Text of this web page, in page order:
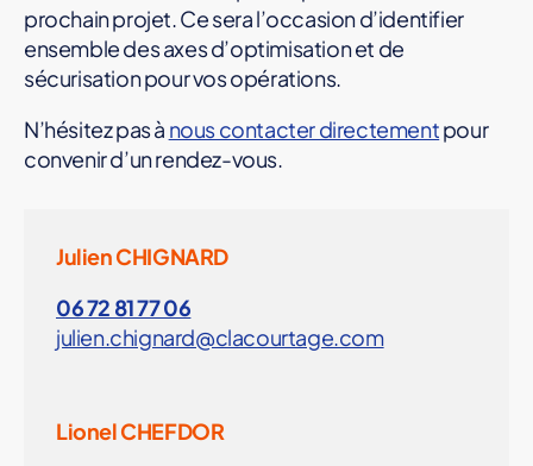
prochain projet. Ce sera l’occasion d’identifier
ensemble des axes d’optimisation et de
sécurisation pour vos opérations.
N’hésitez pas à nous contacter directementpour
convenir d’un rendez-vous.
Julien CHIGNARD
06 72 81 77 06
julien.chignard@clacourtage.com
Lionel CHEFDOR